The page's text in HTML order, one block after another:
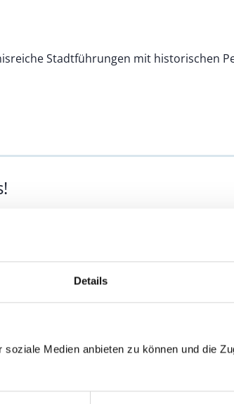
Details
Medien anbieten zu können und die
Stadtführungen mit historischen
für Hunde geschaffen worden.
Herrenhausen – Eine Reise
in der Galerie Herrenhausen